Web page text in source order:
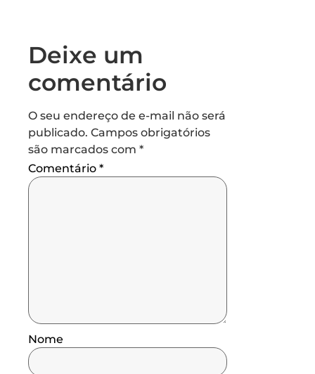
Deixe um
comentário
O seu endereço de e-mail não será
publicado. Campos obrigatórios
são marcados com *
Comentário *
Nome